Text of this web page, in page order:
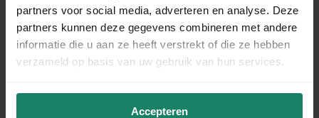
partners voor social media, adverteren en analyse. Deze
partners kunnen deze gegevens combineren met andere
informatie die u aan ze heeft verstrekt of die ze hebben
verzameld op basis van uw gebruik van hun services.
Accepteren